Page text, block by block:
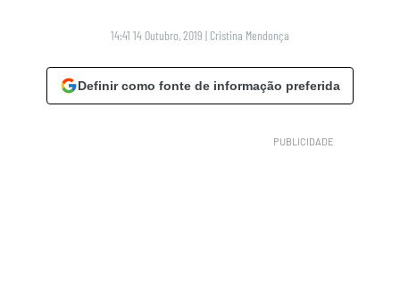
14:41 14 Outubro, 2019 | Cristina Mendonça
Definir como fonte de informação preferida